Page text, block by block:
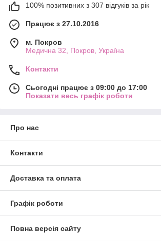
100% позитивних з 307 відгуків за рік
Працює з 27.10.2016
м. Покров
Медична 32, Покров, Україна
Контакти
Сьогодні працює з 09:00 до 17:00
Показати весь графік роботи
Про нас
Контакти
Доставка та оплата
Графік роботи
Повна версія сайту